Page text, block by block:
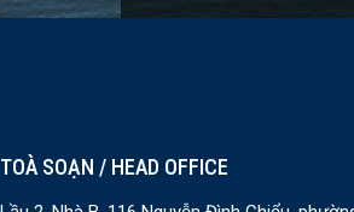
TOÀ SOẠN / HEAD OFFICE